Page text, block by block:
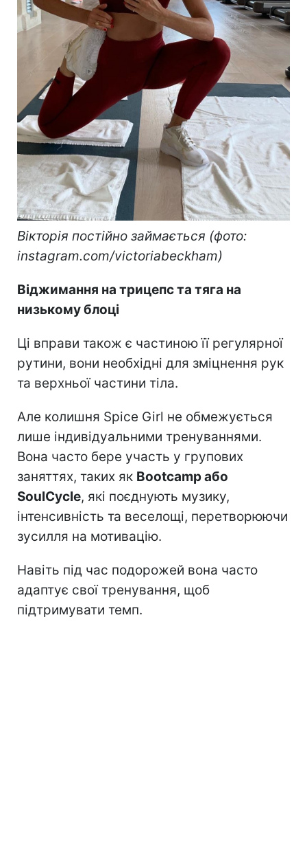
Вікторія постійно займається (фото:
instagram.com/victoriabeckham)
Віджимання на трицепс та тяга на
низькому блоці
Ці вправи також є частиною її регулярної
рутини, вони необхідні для зміцнення рук
та верхньої частини тіла.
Але колишня Spice Girl не обмежується
лише індивідуальними тренуваннями.
Вона часто бере участь у групових
заняттях, таких як Bootcamp або
SoulCycle, які поєднують музику,
інтенсивність та веселощі, перетворюючи
зусилля на мотивацію.
Навіть під час подорожей вона часто
адаптує свої тренування, щоб
підтримувати темп.